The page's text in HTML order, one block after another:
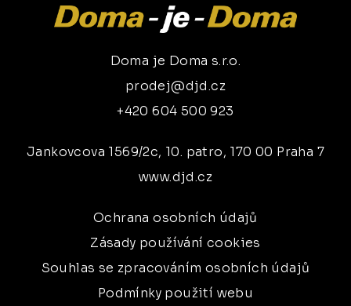
Doma je Doma s.r.o.
prodej@djd.cz
+420 604 500 923
Jankovcova 1569/2c, 10. patro, 170 00 Praha 7
www.djd.cz
Ochrana osobních údajů
Zásady používání cookies
Souhlas se zpracováním osobních údajů
Podmínky použití webu